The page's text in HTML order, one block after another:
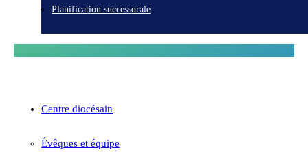
Planification successorale
Centre diocésain
Évêques et équipe